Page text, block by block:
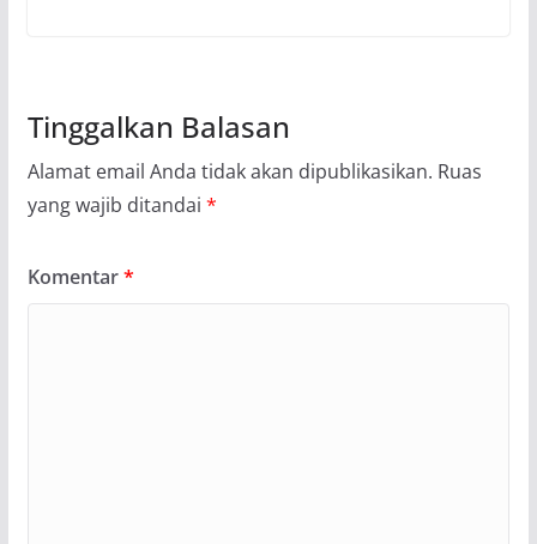
Tinggalkan Balasan
Alamat email Anda tidak akan dipublikasikan. Ruas
yang wajib ditandai *
Komentar*